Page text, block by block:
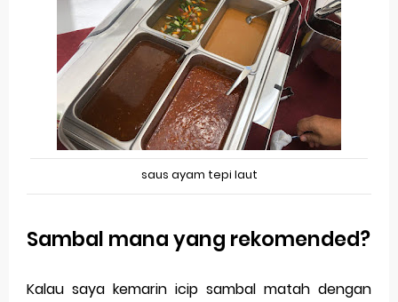
saus ayam tepi laut
Sambal mana yang rekomended?
Kalau saya kemarin icip sambal matah dengan